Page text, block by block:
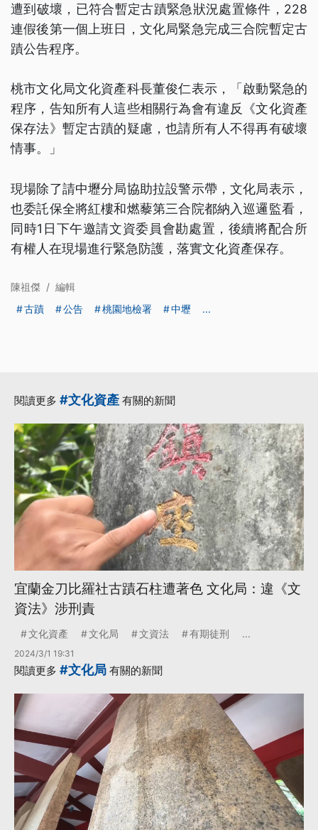
遭到破壞，已符合暫定古蹟緊急狀況處置條件，228
連假後第一個上班日，文化局緊急完成三合院暫定古
蹟公告程序。
桃市文化局文化資產科長董俊仁表示，「啟動緊急的
程序，告知所有人這些相關行為會有違反《文化資產
保存法》暫定古蹟的疑慮，也請所有人不得再有破壞
情事。」
現場除了請中壢分局協助拉設警示帶，文化局表示，
也委託保全將紅樓和燃藜第三合院都納入巡邏監看，
同時1日下午邀請文資委員會勘處置，後續將配合所
有權人在現場進行緊急防護，落實文化資產保存。
陳祖傑 / 編輯
古蹟
公告 桃園地檢署 中壢 ...
閱讀更多 #文化資產 有關的新聞
宜蘭金刀比羅社古蹟石柱遭著色 文化局：違《文
資法》涉刑責
文化資產 文化局 文資法 有期徒刑 ...
2024/3/1 19:31
閱讀更多 #文化局 有關的新聞